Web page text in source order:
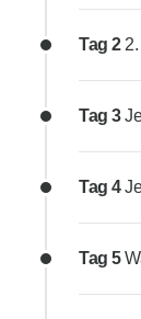
Tag 2
Tag 3
Tag 4
Tag 5